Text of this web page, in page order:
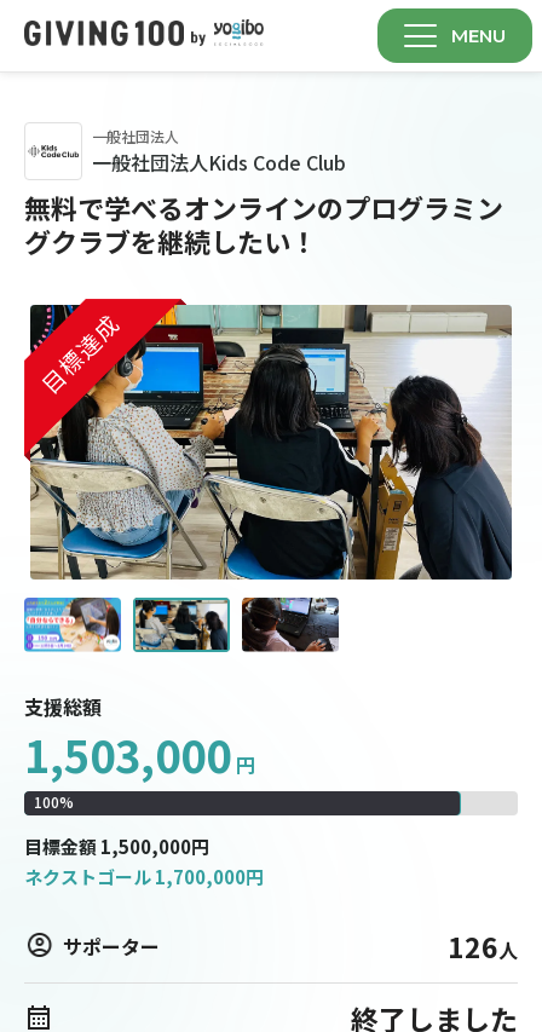
MENU
一般社団法人Kids Code Club
一般社団法人
無料で学べるオンラインのプログラミン
グクラブを継続したい！
目標達成
目標達成
目標達成
支援総額
1,503,000 円
100%
目標金額 1,500,000円
ネクストゴール1,700,000円
サポーター 126人
終了しました